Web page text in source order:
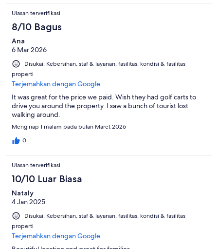
Ulasan terverifikasi
8/10 Bagus
Ana
6 Mar 2026
Disukai: Kebersihan, staf & layanan, fasilitas, kondisi & fasilitas
properti
Terjemahkan dengan Google
It was great for the price we paid. Wish they had golf carts to
drive you around the property. I saw a bunch of tourist lost
walking around.
Menginap 1 malam pada bulan Maret 2026
0
Ulasan terverifikasi
10/10 Luar Biasa
Nataly
4 Jan 2025
Disukai: Kebersihan, staf & layanan, fasilitas, kondisi & fasilitas
properti
Terjemahkan dengan Google